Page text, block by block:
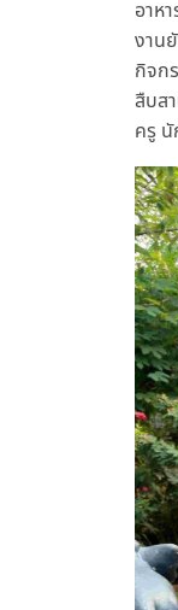
อาห
งาน
กิจก
สืบส
ครู